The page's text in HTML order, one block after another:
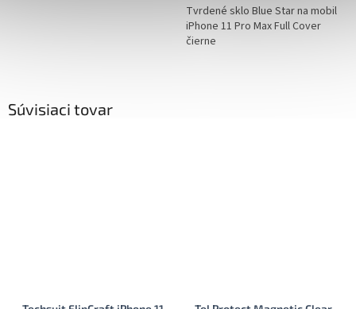
Súvisiaci tovar
Tvrdené sklo Blue Star na mobil
iPhone 11 Pro Max Full Cover
čierne